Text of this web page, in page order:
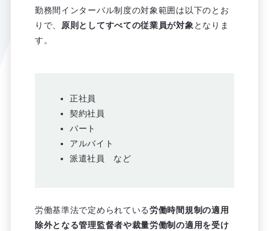
勤務間インターバル制度の対象範囲は以下のとお
りで、 原則としてすべての従業員が対象となりま
す。
正社員
契約社員
パート
アルバイト
派遣社員 など
労働基準法で定められている労働時間規制の適用
除外となる管理監督者や裁量労働制の適用を受け